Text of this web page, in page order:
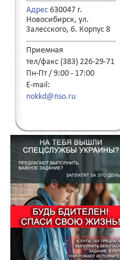
Адрес630047 г.
Новосибирск, ул.
Залесского, 6. Корпус 8
Приемная
тел/факс (383) 226-29-71
Пн-Пт / 9:00 - 17:00
E-mail:
nokkd@nso.ru